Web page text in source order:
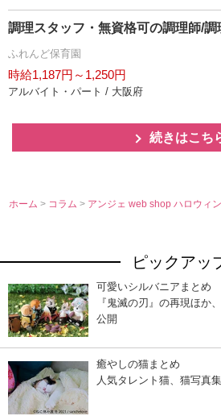
調理スタッフ・無資格可の調理師/調
ふれんど保育園
時給1,187円～1,250円
アルバイト・パート / 大阪府
続きはこち
ホーム > コラム> アンジェ web shop ハロウィ
ピックアッ
可愛いシルバニアまとめ
『鬼滅の刃』の再現ほか
公開
癒やしの猫まとめ
人気タレント猫、猫写真